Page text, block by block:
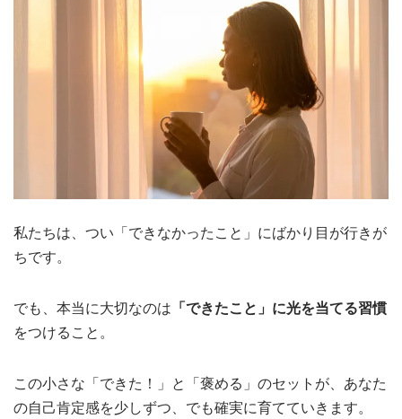
私たちは、つい「できなかったこと」にばかり目が行きが
ちです。
でも、本当に大切なのは 「できたこと」に光を当てる習慣
をつけること。
この小さな「できた！」と「褒める」のセットが、あなた
の自己肯定感を少しずつ、でも確実に育てていきます。